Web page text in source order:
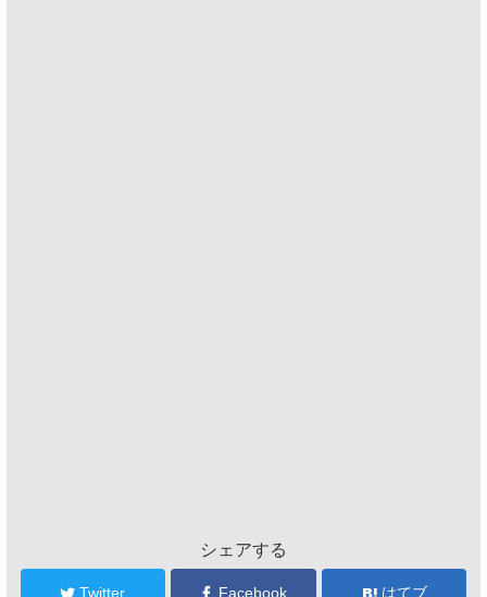
シェアする
Twitter Facebook はてブ